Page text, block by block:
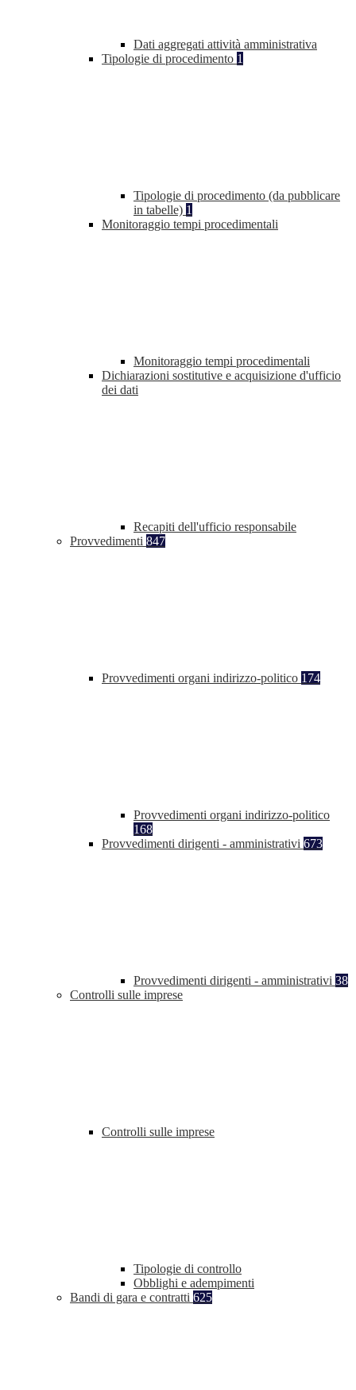
Dati aggregati attività amministrativa
Tipologie di procedimento 1
Tipologie di procedimento (da pubblicare
in tabelle) 1
Monitoraggio tempi procedimentali
Monitoraggio tempi procedimentali
Dichiarazioni sostitutive e acquisizione d'ufficio
dei dati
Recapiti dell'ufficio responsabile
Provvedimenti 847
Provvedimenti organi indirizzo-politico 174
Provvedimenti organi indirizzo-politico
168
Provvedimenti dirigenti - amministrativi 673
Provvedimenti dirigenti - amministrativi 38
Controlli sulle imprese
Controlli sulle imprese
Tipologie di controllo
Obblighi e adempimenti
Bandi di gara e contratti 625